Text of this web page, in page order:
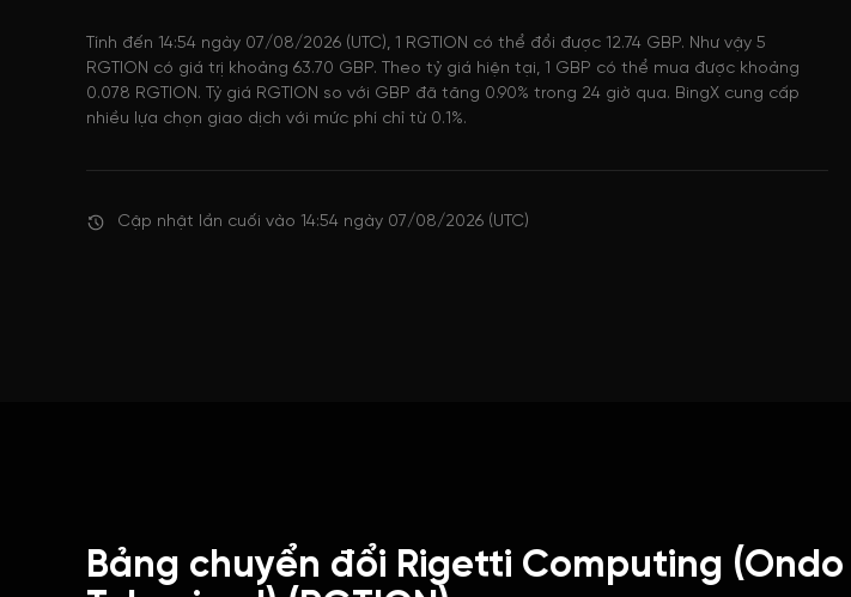
Tính đến 14:54 ngày 07/08/2026 (UTC), 1 RGTION có thể đổi được 12.74 GBP. Như vậy 5
RGTION có giá trị khoảng 63.70 GBP. Theo tỷ giá hiện tại, 1 GBP có thể mua được khoảng
0.078 RGTION. Tỷ giá RGTION so với GBP đã tăng 0.90% trong 24 giờ qua. BingX cung cấp
nhiều lựa chọn giao dịch với mức phí chỉ từ 0.1%.
Cập nhật lần cuối vào 14:54 ngày 07/08/2026 (UTC)
Bảng chuyển đổi Rigetti Computing (Ondo